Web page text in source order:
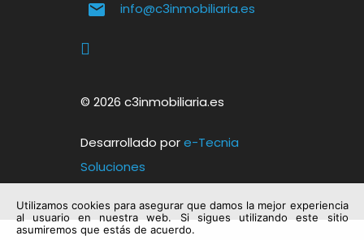
info@c3inmobiliaria.es
© 2026 c3inmobiliaria.es
Desarrollado pore-Tecnia
Soluciones
Utilizamos cookies para asegurar que damos la mejor experiencia
al usuario en nuestra web. Si sigues utilizando este sitio
asumiremos que estás de acuerdo.